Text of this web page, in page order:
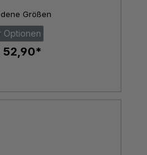
Größen
Optionen
52,90*